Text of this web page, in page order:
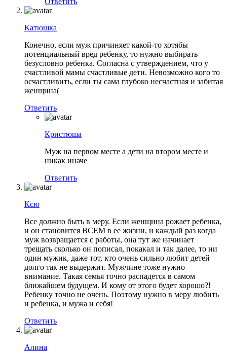
Катюшка
Конечно, если муж причиняет какой-то хотябы
потенциальный вред ребенку, то нужно выбирать
безусловно ребенка. Согласна с утверждением, что у
счастливой мамы счастливые дети. Невозможно кого то
осчастливить, если ты сама глубоко несчастная и забитая
женщина(
Ответить
Кристюша
Муж на первом месте а дети на втором месте и
никак иначе
Ответить
Ксю
Все должно быть в меру. Если женщина рожает ребенка,
и он становится ВСЕМ в ее жизни, и каждый раз когда
муж возвращается с работы, она тут же начинает
трещать сколько он пописал, покакал и так далее, то ни
один мужик, даже тот, кто очень сильно любит детей
долго так не выдержит. Мужчине тоже нужно
внимание. Такая семья точно распадется в самом
ближайшем будущем. И кому от этого будет хорошо?!
Ребенку точно не очень. Поэтому нужно в меру любить
и ребенка, и мужа и себя!
Ответить
Алина